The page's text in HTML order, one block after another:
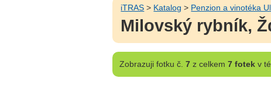
iTRAS > Katalog > Penzion a vinotéka
Milovský rybník,
Zobrazujifotku č. 7z celkem 7 fotekv